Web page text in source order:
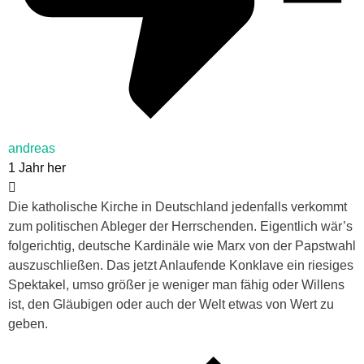
andreas
1 Jahr her
Die katholische Kirche in Deutschland jedenfalls verkommt
zum politischen Ableger der Herrschenden. Eigentlich wär’s
folgerichtig, deutsche Kardinäle wie Marx von der Papstwahl
auszuschließen. Das jetzt Anlaufende Konklave ein riesiges
Spektakel, umso größer je weniger man fähig oder Willens
ist, den Gläubigen oder auch der Welt etwas von Wert zu
geben.